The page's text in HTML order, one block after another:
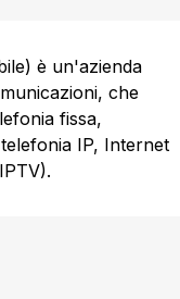
è un'azienda
che
fissa,
IP, Internet